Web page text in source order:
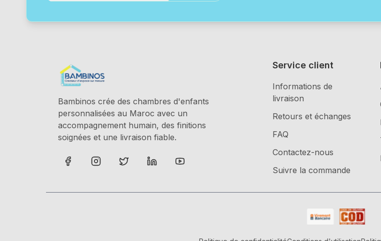
Bambinos crée des chambres d'enfants
personnalisées au Maroc avec un
accompagnement humain, des finitions
soignées et une livraison fiable.
Service client
Informations de
livraison
Retours et échanges
FAQ
Contactez-nous
Suivre la commande